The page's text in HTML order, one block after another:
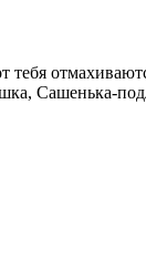
тебя
Сашенька-